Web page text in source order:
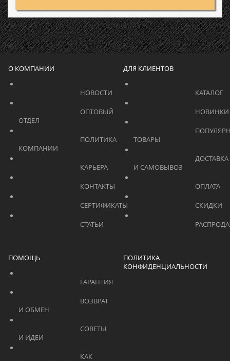
О КОМПАНИИ
			    		КАРЬЕРА
ДЛЯ КЛИЕНТОВ
ПОМОЩЬ
ПОЛИТИКА
КОНФИДЕНЦИАЛЬНОСТИ